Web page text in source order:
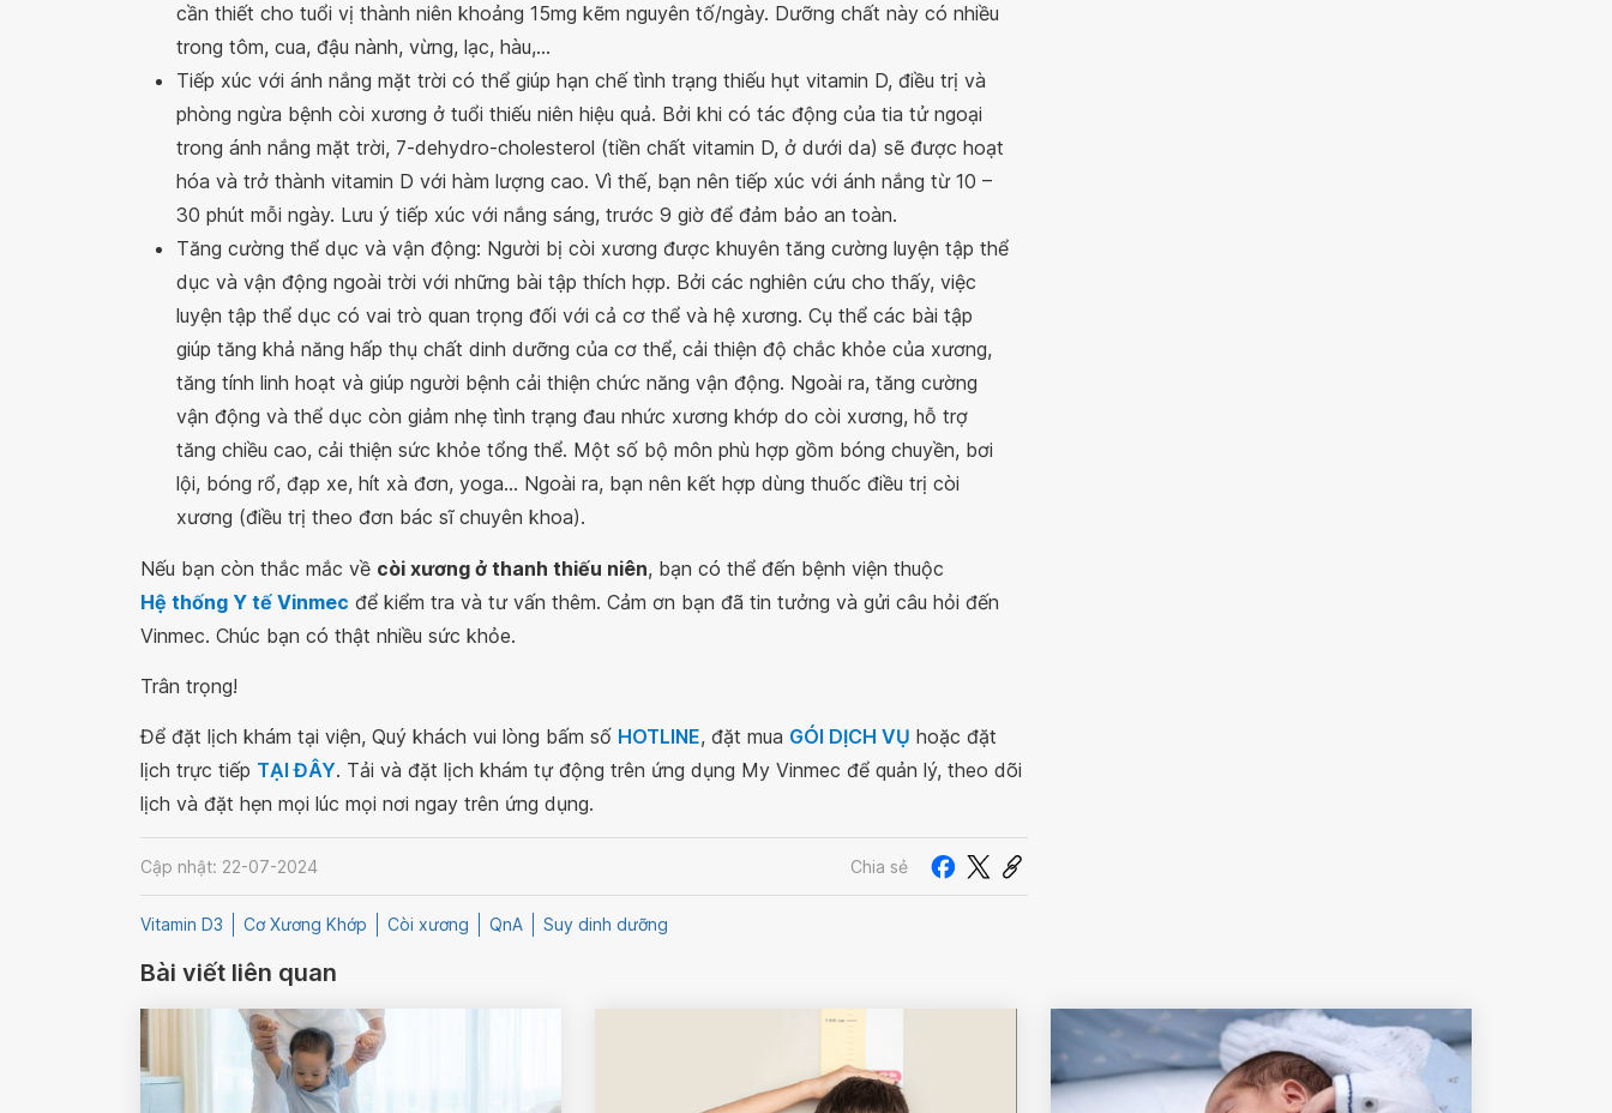
cần thiết cho tuổi vị thành niên khoảng 15mg kẽm nguyên tố/ngày. Dưỡng chất này có nhiều
trong tôm, cua, đậu nành, vừng, lạc, hàu,...
Tiếp xúc với ánh nắng mặt trời có thể giúp hạn chế tình trạng thiếu hụt vitamin D, điều trị và
phòng ngừa bệnh còi xương ở tuổi thiếu niên hiệu quả. Bởi khi có tác động của tia tử ngoại
trong ánh nắng mặt trời, 7-dehydro-cholesterol (tiền chất vitamin D, ở dưới da) sẽ được hoạt
hóa và trở thành vitamin D với hàm lượng cao. Vì thế, bạn nên tiếp xúc với ánh nắng từ 10 –
30 phút mỗi ngày. Lưu ý tiếp xúc với nắng sáng, trước 9 giờ để đảm bảo an toàn.
Tăng cường thể dục và vận động: Người bị còi xương được khuyên tăng cường luyện tập thể
dục và vận động ngoài trời với những bài tập thích hợp. Bởi các nghiên cứu cho thấy, việc
luyện tập thể dục có vai trò quan trọng đối với cả cơ thể và hệ xương. Cụ thể các bài tập
giúp tăng khả năng hấp thụ chất dinh dưỡng của cơ thể, cải thiện độ chắc khỏe của xương,
tăng tính linh hoạt và giúp người bệnh cải thiện chức năng vận động. Ngoài ra, tăng cường
vận động và thể dục còn giảm nhẹ tình trạng đau nhức xương khớp do còi xương, hỗ trợ
tăng chiều cao, cải thiện sức khỏe tổng thể. Một số bộ môn phù hợp gồm bóng chuyền, bơi
lội, bóng rổ, đạp xe, hít xà đơn, yoga... Ngoài ra, bạn nên kết hợp dùng thuốc điều trị còi
xương (điều trị theo đơn bác sĩ chuyên khoa).
Nếu bạn còn thắc mắc về còi xương ở thanh thiếu niên, bạn có thể đến bệnh viện thuộc
Hệ thống Y tế Vinmec để kiểm tra và tư vấn thêm. Cảm ơn bạn đã tin tưởng và gửi câu hỏi đến
Vinmec. Chúc bạn có thật nhiều sức khỏe.
Trân trọng!
Để đặt lịch khám tại viện, Quý khách vui lòng bấm số HOTLINE, đặt mua GÓI DỊCH VỤ hoặc đặt
lịch trực tiếp TẠI ĐÂY. Tải và đặt lịch khám tự động trên ứng dụng My Vinmec để quản lý, theo dõi
lịch và đặt hẹn mọi lúc mọi nơi ngay trên ứng dụng.
Cập nhật: 22-07-2024 Chia sẻ
Vitamin D3 Cơ Xương Khớp Còi xương QnA Suy dinh dưỡng
Bài viết liên quan